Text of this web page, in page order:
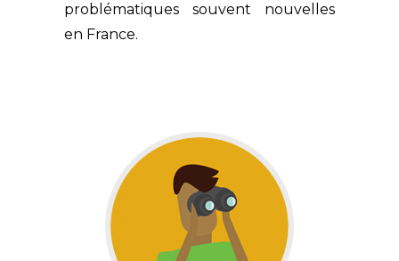
problématiques souvent nouvelles
en France.